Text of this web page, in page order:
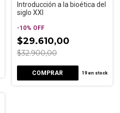
Introducción a la bioética del
siglo XXI
-10% OFF
$29.610,00
$32.900,00
19 en stock